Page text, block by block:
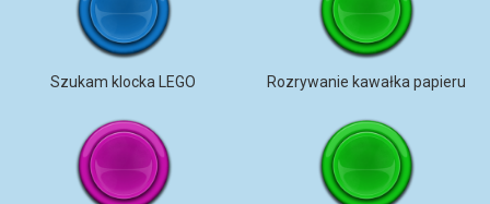
Szukam klocka LEGO Rozrywanie kawałka papieru